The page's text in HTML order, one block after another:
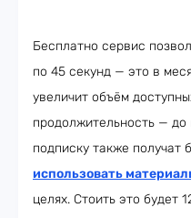
Бесплатно сервис
по 45 секунд — это в
увеличит объём
продолжительность —
подписку также получат
использовать
целях. Стоить это будет